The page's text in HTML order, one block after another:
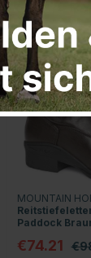
MOUNTAIN
Paddock
€74.21